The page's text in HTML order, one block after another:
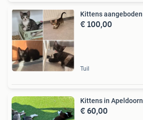
Kittens aangeboden
€ 100,00
Tuil
Kittens in Apeldoorn
€ 60,00